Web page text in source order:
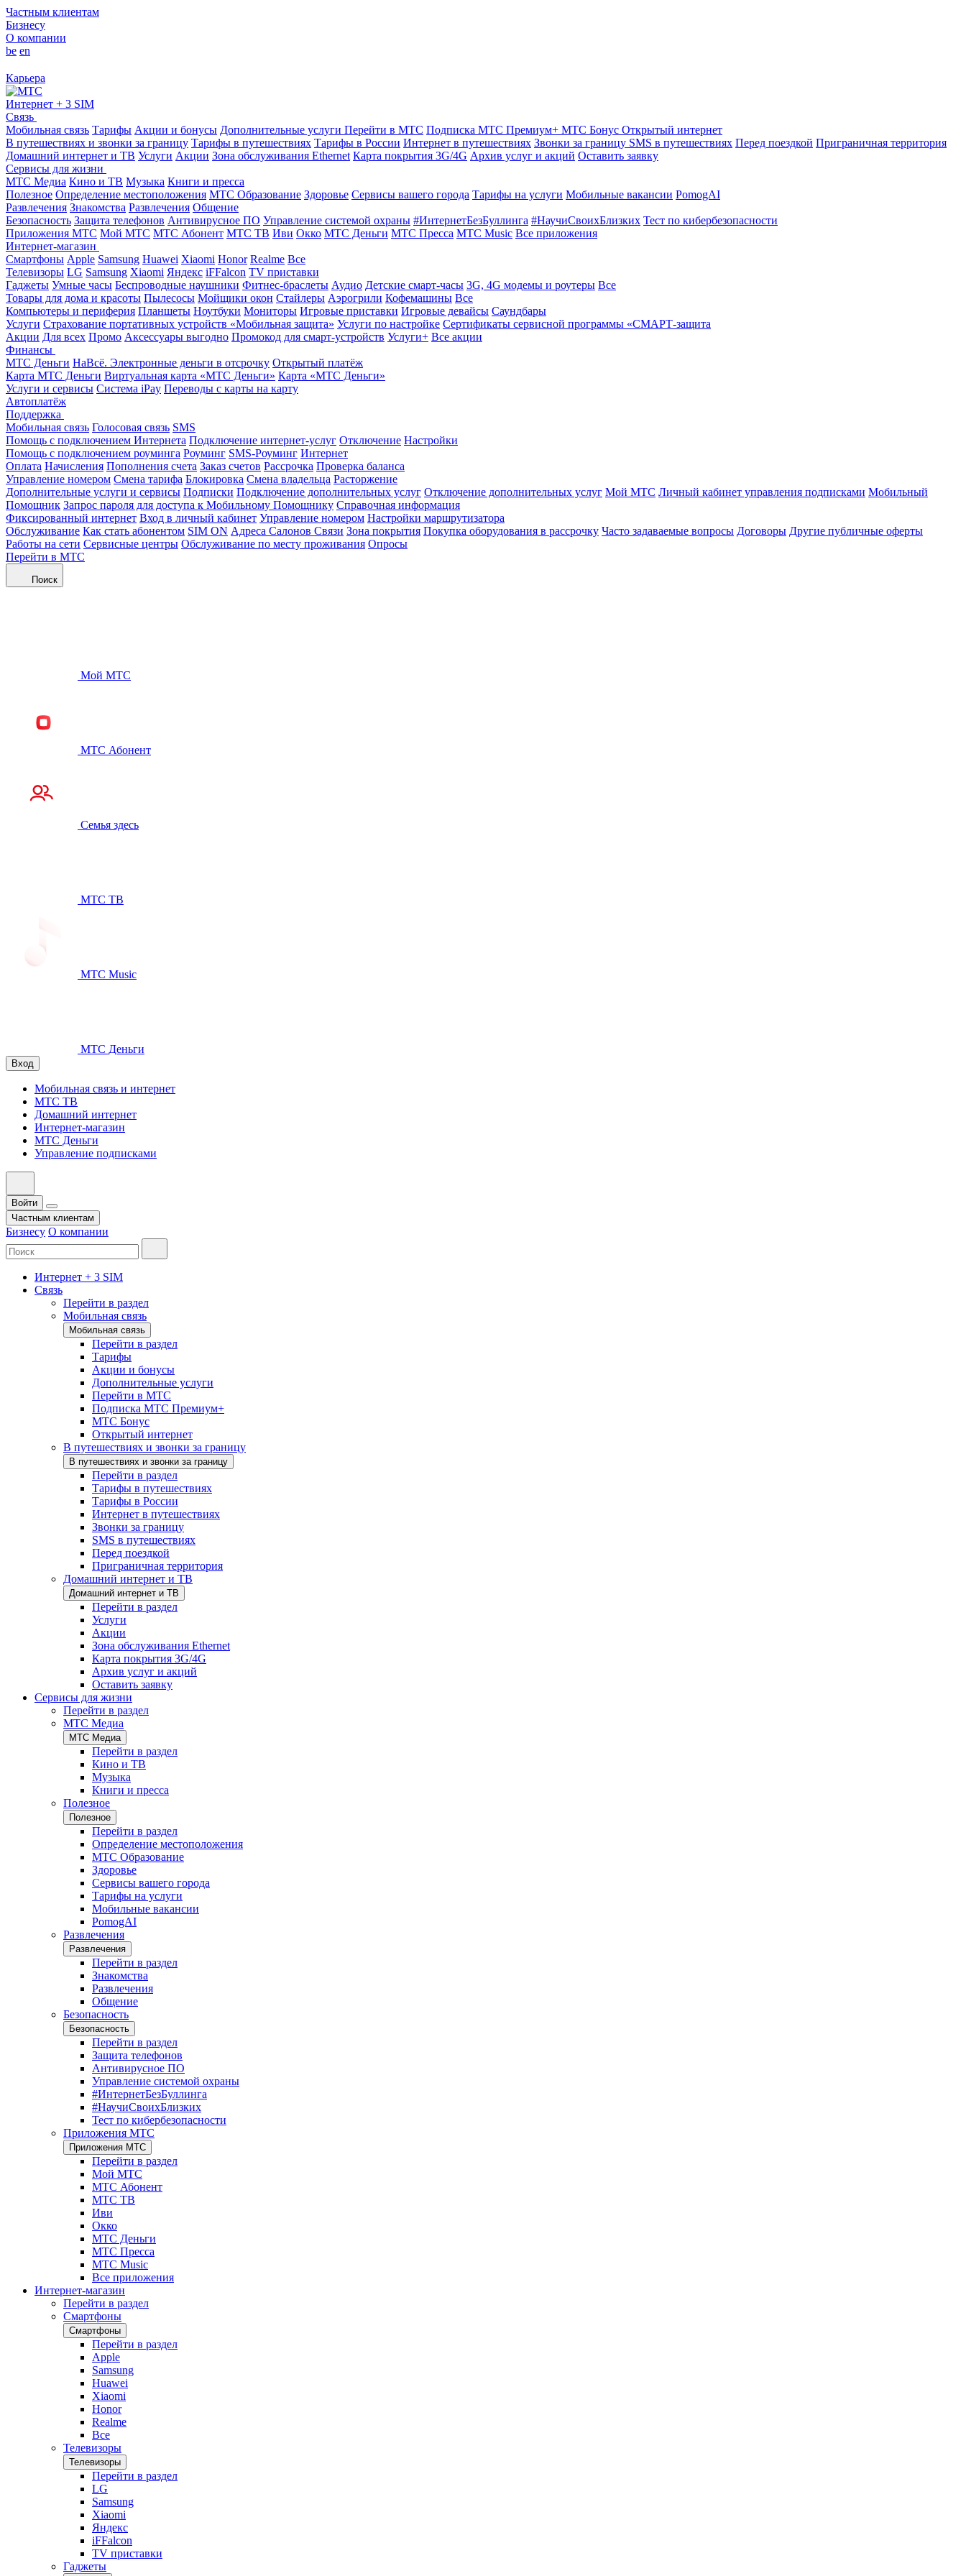
Частным клиентам
Бизнесу
О компании
be en
Карьера
Интернет + 3 SIM
Связь
Мобильная связь Тарифы Акции и бонусы Дополнительные услуги Перейти в МТС Подписка МТС Премиум+ МТС Бонус Открытый интернет
В путешествиях и звонки за границу Тарифы в путешествиях Тарифы в России Интернет в путешествиях Звонки за границу SMS в путешествиях Перед поездкой Приграничная территория
Домашний интернет и ТВ Услуги Акции Зона обслуживания Ethernet Карта покрытия 3G/4G Архив услуг и акций Оставить заявку
Сервисы для жизни
МТС Медиа Кино и ТВ Музыка Книги и пресса
Полезное Определение местоположения МТС Образование Здоровье Сервисы вашего города Тарифы на услуги Мобильные вакансии PomogAI
Развлечения Знакомства Развлечения Общение
Безопасность Защита телефонов Антивирусное ПО Управление системой охраны #ИнтернетБезБуллинга #НаучиСвоихБлизких Тест по кибербезопасности
Приложения МТС Мой МТС МТС Абонент МТС ТВ Иви Окко МТС Деньги МТС Пресса МТС Music Все приложения
Интернет-магазин
Смартфоны Apple Samsung Huawei Xiaomi Honor Realme Все
Телевизоры LG Samsung Xiaomi Яндекс iFFalcon TV приставки
Гаджеты Умные часы Беспроводные наушники Фитнес-браслеты Аудио Детские смарт-часы 3G, 4G модемы и роутеры Все
Товары для дома и красоты Пылесосы Мойщики окон Стайлеры Аэрогрили Кофемашины Все
Компьютеры и периферия Планшеты Ноутбуки Мониторы Игровые приставки Игровые девайсы Саундбары
Услуги Страхование портативных устройств «Мобильная защита» Услуги по настройке Сертификаты сервисной программы «СМАРТ-защита
Акции Для всех Промо Аксессуары выгодно Промокод для смарт-устройств Услуги+ Все акции
Финансы
МТС Деньги НаВсё. Электронные деньги в отсрочку Открытый платёж
Карта МТС Деньги Виртуальная карта «МТС Деньги» Карта «МТС Деньги»
Услуги и сервисы Система iPay Переводы с карты на карту
Автоплатёж
Поддержка
Мобильная связь Голосовая связь SMS
Помощь с подключением Интернета Подключение интернет-услуг Отключение Настройки
Помощь с подключением роуминга Роуминг SMS-Роуминг Интернет
Оплата Начисления Пополнения счета Заказ счетов Рассрочка Проверка баланса
Управление номером Смена тарифа Блокировка Смена владельца Расторжение
Дополнительные услуги и сервисы Подписки Подключение дополнительных услуг Отключение дополнительных услуг Мой МТС Личный кабинет управления подписками Мобильный
Помощник Запрос пароля для доступа к Мобильному Помощнику Справочная информация
Фиксированный интернет Вход в личный кабинет Управление номером Настройки маршрутизатора
Обслуживание Как стать абонентом SIM ON Адреса Салонов Связи Зона покрытия Покупка оборудования в рассрочку Часто задаваемые вопросы Договоры Другие публичные оферты
Работы на сети Сервисные центры Обслуживание по месту проживания Опросы
Перейти в МТС
Поиск
Мой МТС
МТС Абонент
Семья здесь
МТС ТВ
МТС Music
МТС Деньги
Вход
Мобильная связь и интернет
МТС ТВ
Домашний интернет
Интернет-магазин
МТС Деньги
Управление подписками
Войти
Частным клиентам
Бизнесу О компании
Интернет + 3 SIM
Связь
Перейти в раздел
Мобильная связь
Мобильная связь
Перейти в раздел
Тарифы
Акции и бонусы
Дополнительные услуги
Перейти в МТС
Подписка МТС Премиум+
МТС Бонус
Открытый интернет
В путешествиях и звонки за границу
В путешествиях и звонки за границу
Перейти в раздел
Тарифы в путешествиях
Тарифы в России
Интернет в путешествиях
Звонки за границу
SMS в путешествиях
Перед поездкой
Приграничная территория
Домашний интернет и ТВ
Домашний интернет и ТВ
Перейти в раздел
Услуги
Акции
Зона обслуживания Ethernet
Карта покрытия 3G/4G
Архив услуг и акций
Оставить заявку
Сервисы для жизни
Перейти в раздел
МТС Медиа
МТС Медиа
Перейти в раздел
Кино и ТВ
Музыка
Книги и пресса
Полезное
Полезное
Перейти в раздел
Определение местоположения
МТС Образование
Здоровье
Сервисы вашего города
Тарифы на услуги
Мобильные вакансии
PomogAI
Развлечения
Развлечения
Перейти в раздел
Знакомства
Развлечения
Общение
Безопасность
Безопасность
Перейти в раздел
Защита телефонов
Антивирусное ПО
Управление системой охраны
#ИнтернетБезБуллинга
#НаучиСвоихБлизких
Тест по кибербезопасности
Приложения МТС
Приложения МТС
Перейти в раздел
Мой МТС
МТС Абонент
МТС ТВ
Иви
Окко
МТС Деньги
МТС Пресса
МТС Music
Все приложения
Интернет-магазин
Перейти в раздел
Смартфоны
Смартфоны
Перейти в раздел
Apple
Samsung
Huawei
Xiaomi
Honor
Realme
Все
Телевизоры
Телевизоры
Перейти в раздел
LG
Samsung
Xiaomi
Яндекс
iFFalcon
TV приставки
Гаджеты